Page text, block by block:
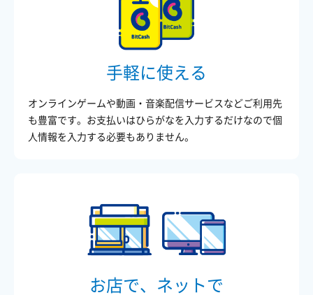
手軽に使える
オンラインゲームや動画・音楽配信サービスなどご利用先
も豊富です。お支払いはひらがなを入力するだけなので個
人情報を入力する必要もありません。
お店で、ネットで